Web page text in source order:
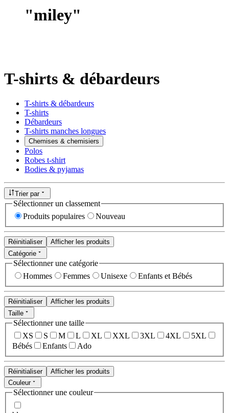
"miley"
T-shirts & débardeurs
T-shirts & débardeurs
T-shirts
Débardeurs
T-shirts manches longues
Chemises & chemisiers
Polos
Robes t-shirt
Bodies & pyjamas
Trier par
Sélectionner un classement
Produits populaires
Nouveau
Réinitialiser
Afficher les produits
Catégorie
Sélectionner une catégorie
Hommes
Femmes Unisexe Enfants et Bébés
Réinitialiser
Afficher les produits
Taille
Sélectionner une taille
XS
S M L XL XXL 3XL 4XL
5XL
Bébés
Enfants Ado
Réinitialiser
Afficher les produits
Couleur
Sélectionner une couleur